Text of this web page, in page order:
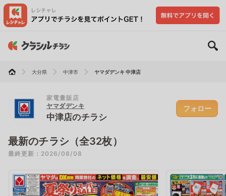
大分県 中津市 ヤマダデンキ 中津店
家電量販店
ヤマダデンキ
中津店のチラシ
フォロー
最新のチラシ（全32枚）
最終更新：2026/08/08